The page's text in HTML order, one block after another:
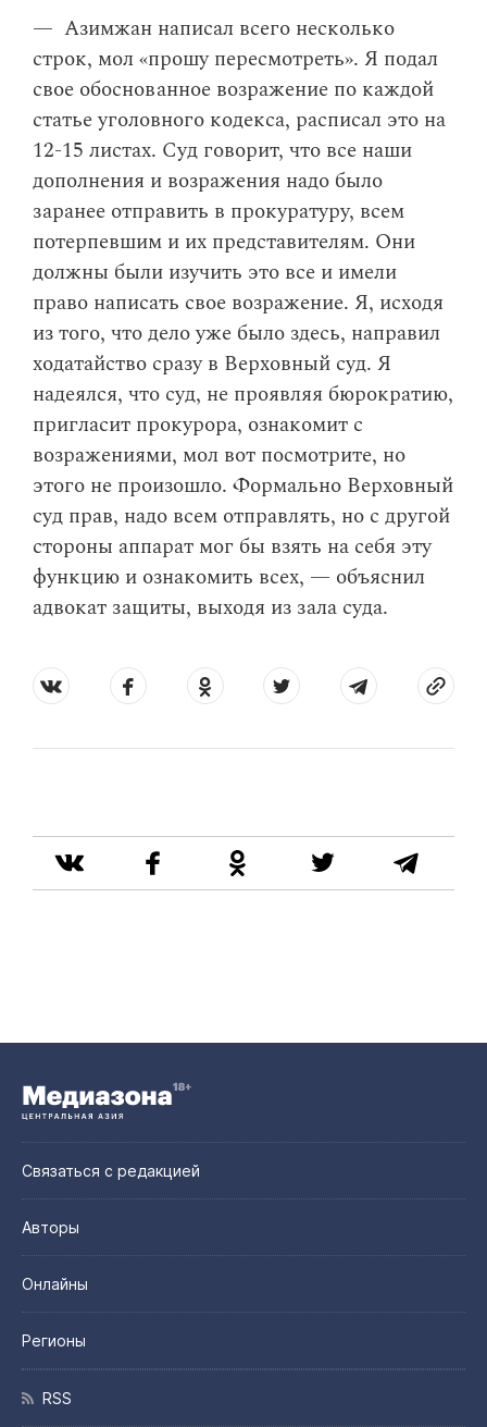
— Азимжан написал всего несколько
строк, мол «прошу пересмотреть». Я подал
свое обоснованное возражение по каждой
статье уголовного кодекса, расписал это на
12-15 листах. Суд говорит, что все наши
дополнения и возражения надо было
заранее отправить в прокуратуру, всем
потерпевшим и их представителям. Они
должны были изучить это все и имели
право написать свое возражение. Я, исходя
из того, что дело уже было здесь, направил
ходатайство сразу в Верховный суд. Я
надеялся, что суд, не проявляя бюрократию,
пригласит прокурора, ознакомит с
возражениями, мол вот посмотрите, но
этого не произошло. Формально Верховный
суд прав, надо всем отправлять, но с другой
стороны аппарат мог бы взять на себя эту
функцию и ознакомить всех, — объяснил
адвокат защиты, выходя из зала суда.
Связаться с редакцией
Авторы
Онлайны
Регионы
RSS